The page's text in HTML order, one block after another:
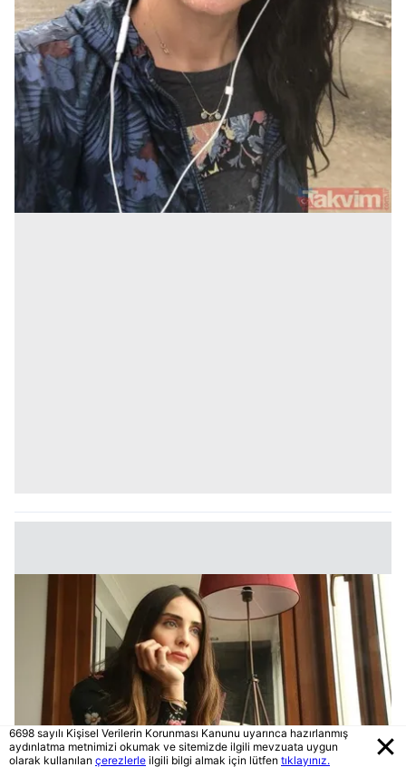
6698 sayılı Kişisel Verilerin Korunması Kanunu uyarınca hazırlanmış
aydınlatma metnimizi okumak ve sitemizde ilgili mevzuata uygun
olarak kullanılan çerezlerle ilgili bilgi almak için lütfen tıklayınız.